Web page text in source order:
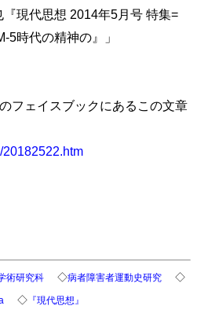
現代思想 2014年5月号 特集=
5時代の精神の』」
フェイスブックにあるこの文章
20182522.htm
術研究科 ◇病者障害者運動史研究 ◇
◇ 『現代思想』